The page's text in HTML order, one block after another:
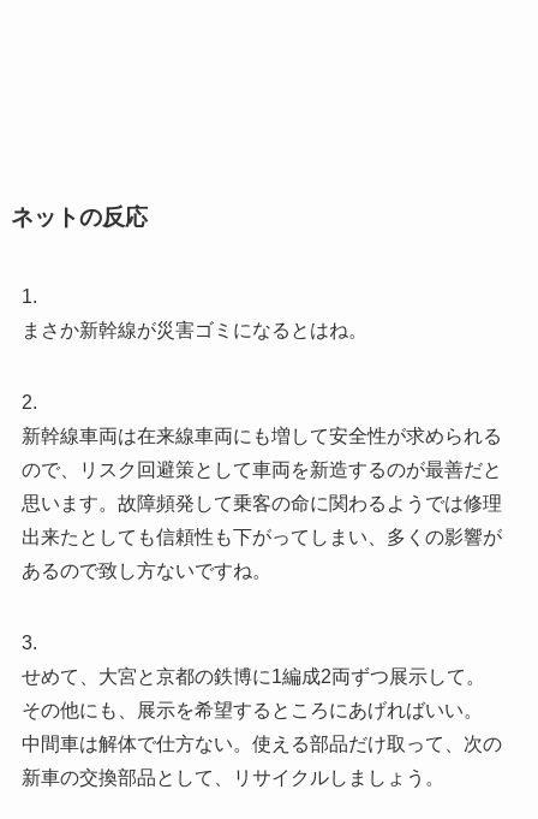
ネットの反応
1.
まさか新幹線が災害ゴミになるとはね。
2.
新幹線車両は在来線車両にも増して安全性が求められる
ので、リスク回避策として車両を新造するのが最善だと
思います。故障頻発して乗客の命に関わるようでは修理
出来たとしても信頼性も下がってしまい、多くの影響が
あるので致し方ないですね。
3.
せめて、大宮と京都の鉄博に1編成2両ずつ展示して。
その他にも、展示を希望するところにあげればいい。
中間車は解体で仕方ない。使える部品だけ取って、次の
新車の交換部品として、リサイクルしましょう。